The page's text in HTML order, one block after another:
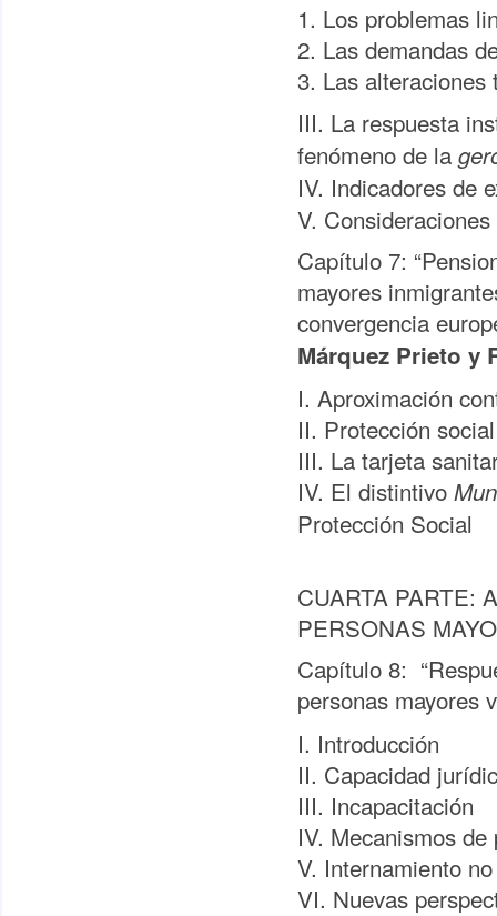
1. Los problemas
2. Las demandas
3. Las
III. La respuesta
fenómeno de la
IV. Indicadores de
V.
Capítulo 7:
mayores
convergencia
Márquez Prieto y
I. Aproximación
II. Protección
III. La tarjeta
IV. El distintivo
Protección Social
CUARTA PARTE:
PERSONAS
Capítulo 8:
personas mayores
I. Introducción
II. Capacidad
III. Incapacitación
IV. Mecanismos de
V. Internamiento
VI. Nuevas